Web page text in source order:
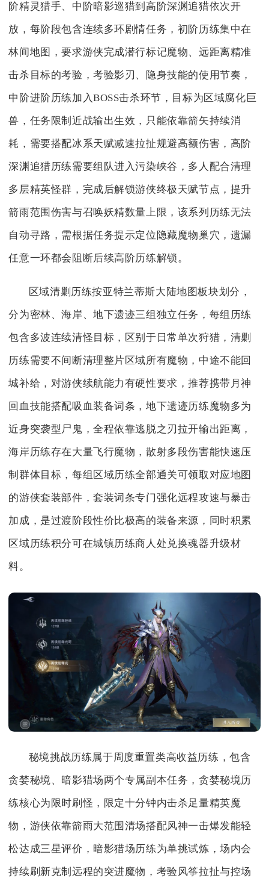
阶精灵猎手、中阶暗影巡猎到高阶深渊追猎依次开
放，每阶段包含连续多环剧情任务，初阶历练集中在
林间地图，要求游侠完成潜行标记魔物、远距离精准
击杀目标的考验，考验影刃、隐身技能的使用节奏，
中阶进阶历练加入BOSS击杀环节，目标为区域腐化巨
兽，任务限制近战输出生效，只能依靠箭矢持续消
耗，需要搭配冰系天赋减速拉扯规避高额伤害，高阶
深渊追猎历练需要组队进入污染峡谷，多人配合清理
多层精英怪群，完成后解锁游侠终极天赋节点，提升
箭雨范围伤害与召唤妖精数量上限，该系列历练无法
自动寻路，需根据任务提示定位隐藏魔物巢穴，遗漏
任意一环都会阻断后续高阶历练解锁。
区域清剿历练按亚特兰蒂斯大陆地图板块划分，
分为密林、海岸、地下遗迹三组独立任务，每组历练
包含多波连续清怪目标，区别于日常单次狩猎，清剿
历练需要不间断清理整片区域所有魔物，中途不能回
城补给，对游侠续航能力有硬性要求，推荐携带月神
回血技能搭配吸血装备词条，地下遗迹历练魔物多为
近身突袭型尸鬼，全程依靠逃脱之刃拉开输出距离，
海岸历练存在大量飞行魔物，散射多段伤害能快速压
制群体目标，每组区域历练全部通关可领取对应地图
的游侠套装部件，套装词条专门强化远程攻速与暴击
加成，是过渡阶段性价比极高的装备来源，同时积累
区域历练积分可在城镇历练商人处兑换魂器升级材
料。
秘境挑战历练属于周度重置类高收益历练，包含
贪婪秘境、暗影猎场两个专属副本任务，贪婪秘境历
练核心为限时刷怪，限定十分钟内击杀足量精英魔
物，游侠依靠箭雨大范围清场搭配风神一击爆发能轻
松达成三星评价，暗影猎场历练为单挑试炼，场内会
持续刷新克制远程的突进魔物，考验风筝拉扯与控场